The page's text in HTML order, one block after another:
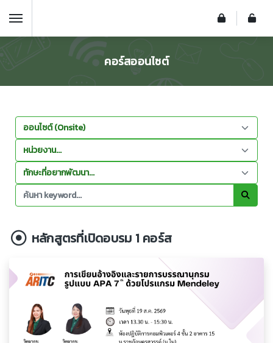
คอร์สออนไซต์
หลักสูตรที่เปิดอบรม 1 คอร์ส